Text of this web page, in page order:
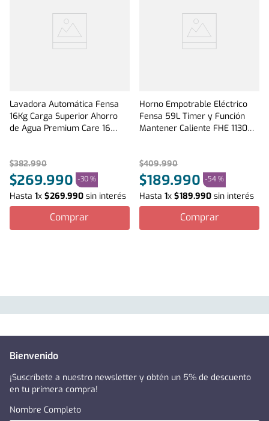
Lavadora Automática Fensa
16Kg Carga Superior Ahorro
de Agua Premium Care 16
$382.990
$269.990 -30 %
Hasta 1x $269.990 sin interés
Comprar
Horno Empotrable Eléctrico
Fensa 59L Timer y Función
Mantener Caliente FHE 1130M
$409.990
$189.990 -54 %
Hasta1x$189.990 sin interés
Comprar
Bienvenido
¡Suscríbete a nuestro newsletter y obtén un 5% de descuento
en tu primera compra!
Nombre Completo